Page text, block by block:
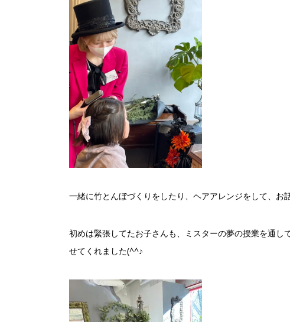
一緒に竹とんぼづくりをしたり、ヘアアレンジをして、お
初めは緊張してたお子さんも、ミスターの夢の授業を通
せてくれました(^^♪